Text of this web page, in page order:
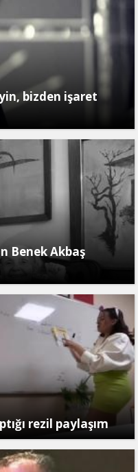
bizden işaret
Benek Akbaş
rezil paylaşım